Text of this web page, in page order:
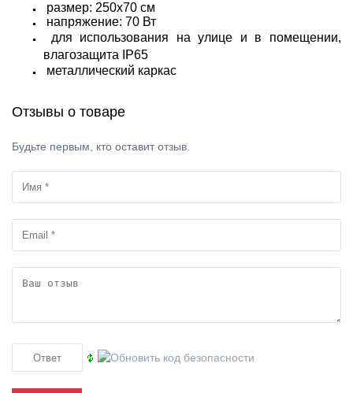
размер: 250х70 см
напряжение: 70 Вт
для использования на улице и в помещении,
влагозащита IP65
металлический каркас
Отзывы о товаре
Будьте первым, кто оставит отзыв.